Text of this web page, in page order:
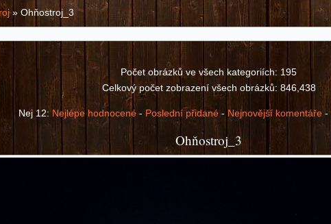
» Ohňostroj_3
Počet obrázků ve všech kategoriích: 195
Celkový počet zobrazení všech obrázků: 846,438
Nej 12: Nejlépe hodnocené- Poslední přidané- Nejnovější komentáře-
Ohňostroj_3